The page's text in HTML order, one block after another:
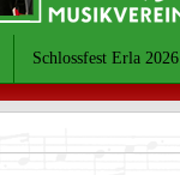
Schlossfest Erla 2026